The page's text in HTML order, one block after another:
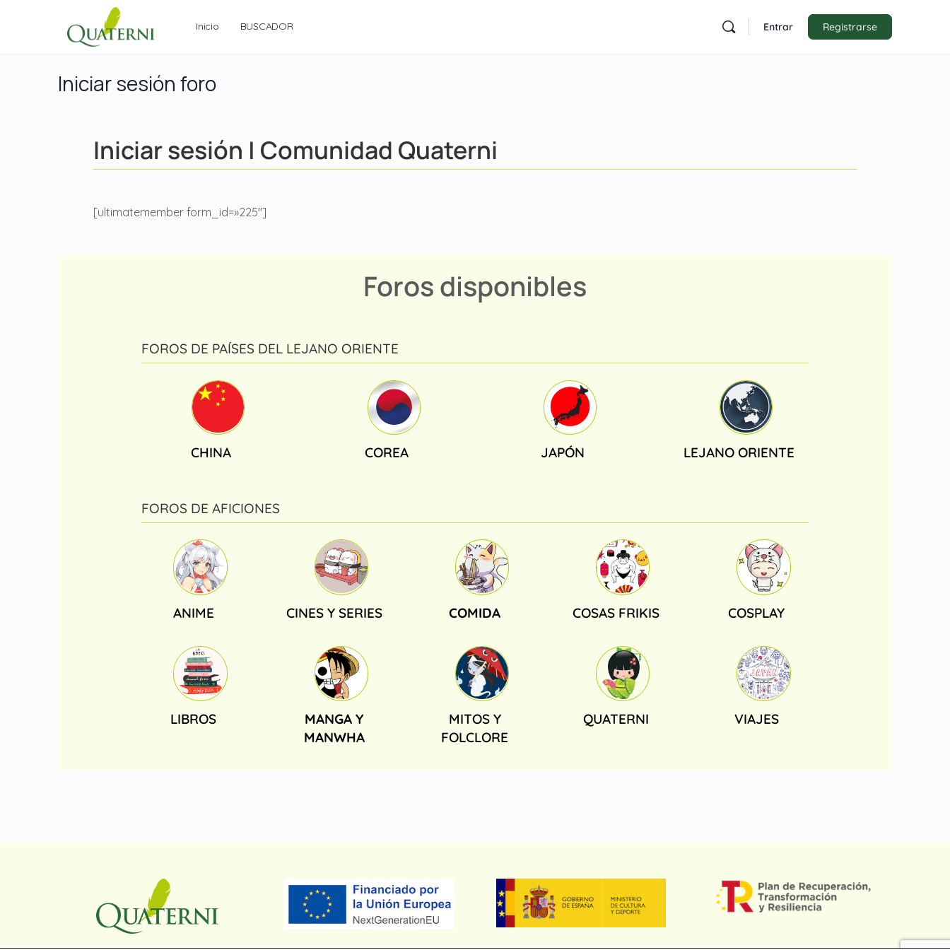
Inicio BUSCADOR Entrar Registrarse
Iniciar sesión foro
Iniciar sesión | Comunidad Quaterni
[ultimatemember form_id=»225″]
Foros disponibles
FOROS DE PAÍSES DEL LEJANO ORIENTE
CHINA COREA JAPÓN LEJANO ORIENTE
FOROS DE AFICIONES
ANIME CINES Y SERIES COMIDA COSAS FRIKIS COSPLAY
LIBROS
MANGA Y
MANWHA
MITOS Y
FOLCLORE
QUATERNI VIAJES